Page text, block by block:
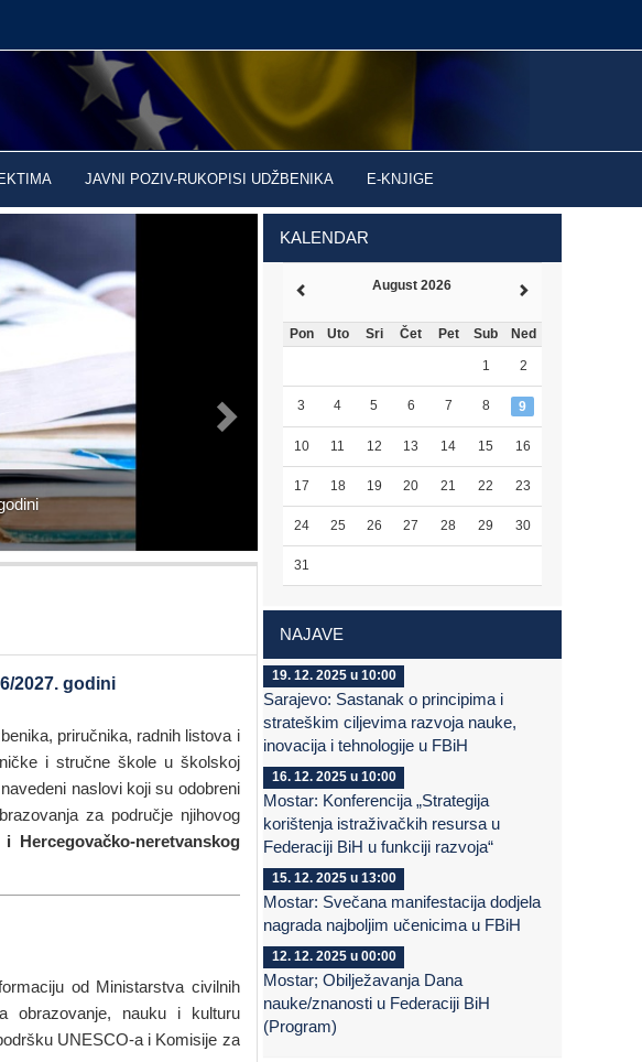
JAVNI POZIV-RUKOPISI UDŽBENIKA E-KNJIGE
2027. godini
priručnika, radnih listova i
i stručne škole u školskoj
naslovi koji su odobreni
za područje njihovog
Hercegovačko-neretvanskog
od Ministarstva civilnih
obrazovanje, nauku i kulturu
UNESCO-a i Komisije za
KALENDAR
August 2026
Pon Uto Sri Čet Pet Sub Ned
1 2
3 4 5 6 7 8 9
10 11 12 13 14 15 16
17 18 19 20 21 22 23
24 25 26 27 28 29 30
31
NAJAVE
19. 12. 2025 u 10:00
Sarajevo: Sastanak o principima i
strateškim ciljevima razvoja nauke,
inovacija i tehnologije u FBiH
16. 12. 2025 u 10:00
Mostar: Konferencija „Strategija
korištenja istraživačkih resursa u
Federaciji BiH u funkciji razvoja“
15. 12. 2025 u 13:00
Mostar: Svečana manifestacija dodjela
nagrada najboljim učenicima u FBiH
12. 12. 2025 u 00:00
Mostar; Obilježavanja Dana
nauke/znanosti u Federaciji BiH
(Program)